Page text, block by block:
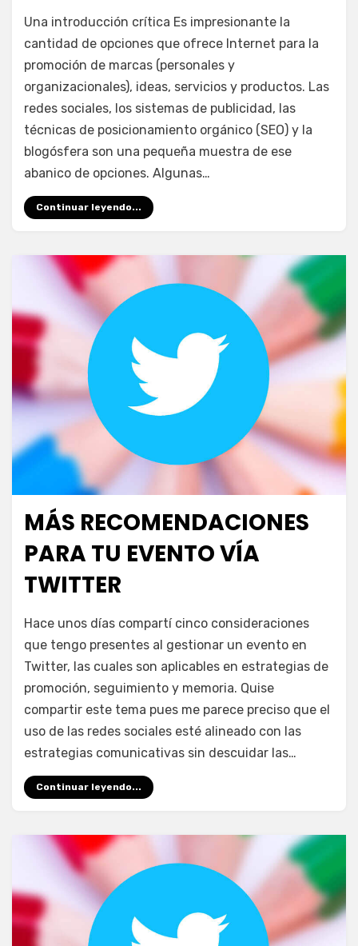
por juancadotcom
5 comentarios en
son
las
Twitter
Cards?
Una introducción crítica Es impresionante la
cantidad de opciones que ofrece Internet para la
promoción de marcas (personales y
organizacionales), ideas, servicios y productos. Las
redes sociales, los sistemas de publicidad, las
técnicas de posicionamiento orgánico (SEO) y la
blogósfera son una pequeña muestra de ese
abanico de opciones. Algunas…
Continuar leyendo...
Publicada
el
septiembre 15, 2013
Escuela de Social Media
MÁS RECOMENDACIONES
PARA TU EVENTO VÍA
TWITTER
juancadotcom
2 comentarios
recomendaciones
para
tu
evento
Twitter
Hace unos días compartí cinco consideraciones
que tengo presentes al gestionar un evento en
Twitter, las cuales son aplicables en estrategias de
promoción, seguimiento y memoria. Quise
compartir este tema pues me parece preciso que el
uso de las redes sociales esté alineado con las
estrategias comunicativas sin descuidar las…
Continuar leyendo...